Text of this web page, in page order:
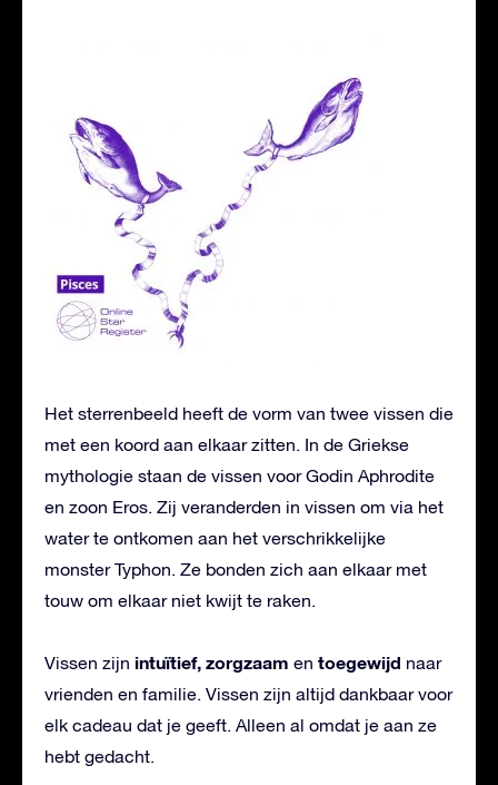
Het sterrenbeeld heeft de vorm van twee vissen die
met een koord aan elkaar zitten. In de Griekse
mythologie staan de vissen voor Godin Aphrodite
en zoon Eros. Zij veranderden in vissen om via het
water te ontkomen aan het verschrikkelijke
monster Typhon. Ze bonden zich aan elkaar met
touw om elkaar niet kwijt te raken.
Vissen zijn intuïtief, zorgzaam en toegewijd naar
vrienden en familie. Vissen zijn altijd dankbaar voor
elk cadeau dat je geeft. Alleen al omdat je aan ze
hebt gedacht.